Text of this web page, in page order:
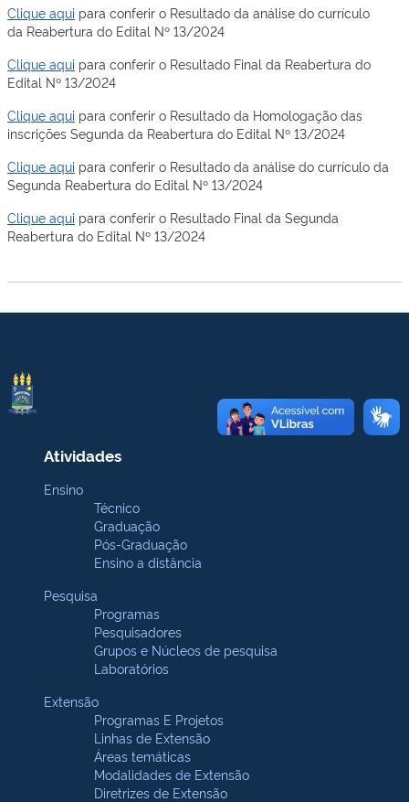
Clique aqui para conferir o Resultado da análise do currículo
da Reabertura do Edital Nº 13/2024
Clique aqui para conferir o Resultado Final da Reabertura do
Edital Nº 13/2024
Clique aqui para conferir o Resultado da Homologação das
inscrições Segunda da Reabertura do Edital Nº 13/2024
Clique aqui para conferir o Resultado da análise do currículo da
Segunda Reabertura do Edital Nº 13/2024
Clique aqui para conferir o Resultado Final da Segunda
Reabertura do Edital Nº 13/2024
Atividades
Ensino
Técnico
Graduação
Pós-Graduação
Ensino a distância
Pesquisa
Programas
Pesquisadores
Grupos e Núcleos de pesquisa
Laboratórios
Extensão
Programas E Projetos
Linhas de Extensão
Áreas temáticas
Modalidades de Extensão
Diretrizes de Extensão